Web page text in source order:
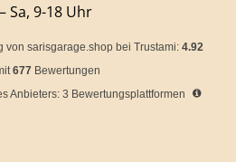
Sa, 9-18 Uhr
von sarisgarage.shop bei Trustami:4.92
677 Bewertungen
Anbieters: 3 Bewertungsplattformen